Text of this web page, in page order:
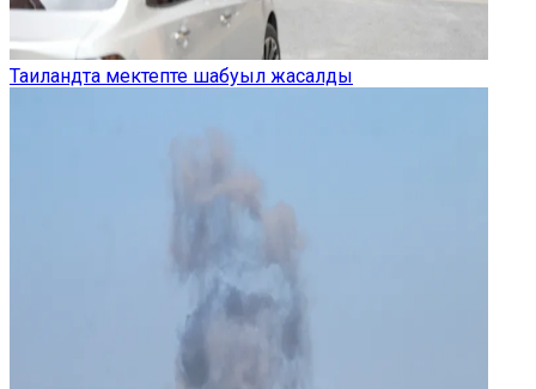
Таиландта мектепте шабуыл жасалды